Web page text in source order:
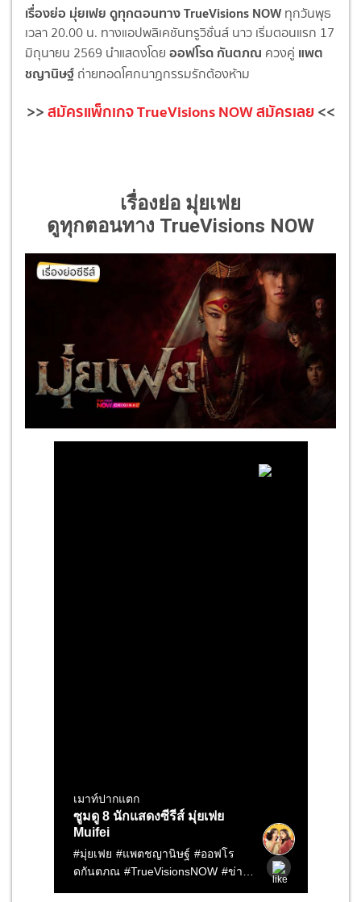
เรื่องย่อ มุ่ยเฟย ดูทุกตอนทาง TrueVisions NOW ทุกวันพุธ
เวลา 20.00 น. ทางแอปพลิเคชันทรูวิชั่นส์ นาว เริ่มตอนแรก 17
มิถุนายน 2569 นำแสดงโดย ออฟโรด กันตภณ ควงคู่ แพต
ชญานิษฐ์ ถ่ายทอดโศกนาฏกรรมรักต้องห้าม
>>สมัครแพ็กเกจ TrueVisions NOW สมัครเลย <<
เรื่องย่อ มุ่ยเฟย
ดูทุกตอนทาง TrueVisions NOW